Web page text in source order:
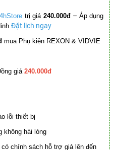
trị giá 240.000đ – Áp dụng
Đặt lịch ngay
mua Phụ kiện REXON & VIDVIE
giá 240.000đ
lỗi thiết bị
không hài lòng
có chính sách hỗ trợ giá lên đến